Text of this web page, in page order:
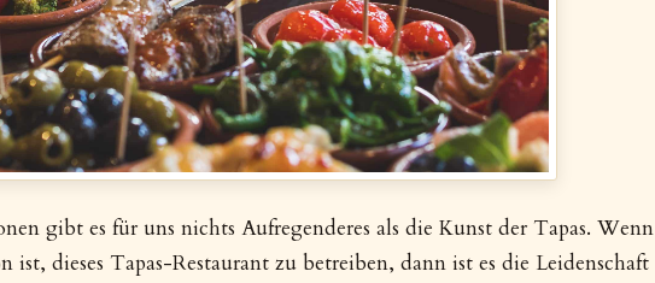
gibt es für uns nichts Aufregenderes als die Kunst der Tapas. Wenn
ist, dieses Tapas-Restaurant zu betreiben, dann ist es die Leidenschaft